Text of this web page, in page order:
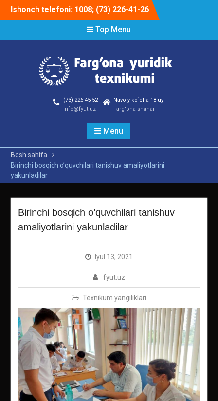
Ishonch telefoni: 1008; (73) 226-41-26
Top Menu
(73) 226-45-52
info@fyut.uz
Navoiy ko`cha 18-uy
Farg'ona shahar
Menu
Bosh sahifa
Birinchi bosqich o’quvchilari tanishuv amaliyotlarini
yakunladilar
Birinchi bosqich o’quvchilari tanishuv
amaliyotlarini yakunladilar
Iyul 13, 2021
fyut.uz
Texnikum yangiliklari